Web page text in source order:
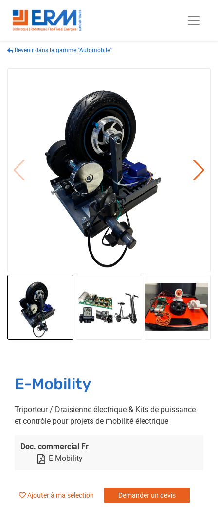
Revenir dans la gamme "Automobile"
E-Mobility
Triporteur / Draisienne électrique & Kits de puissance
et contrôle pour projets de mobilité électrique
Doc. commercial Fr
E-Mobility
Ajouter à ma sélection Demander un devis